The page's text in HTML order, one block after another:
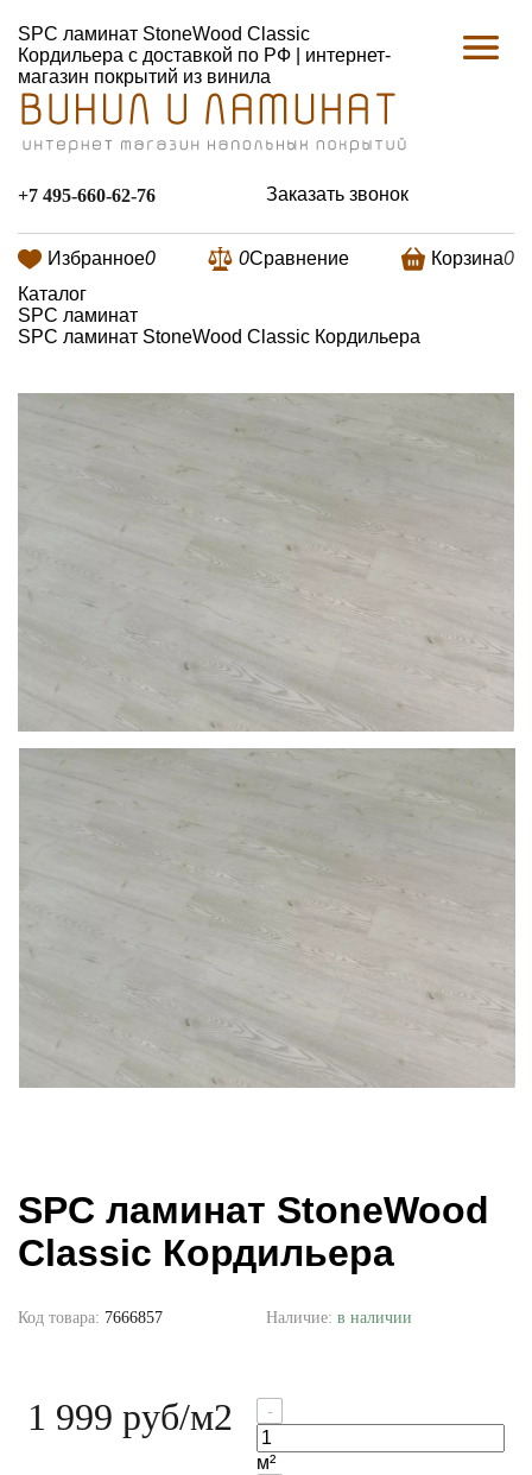
SPC ламинат StoneWood Classic
Кордильера с доставкой по РФ | интернет-
магазин покрытий из винила
+7 495-660-62-76 Заказать звонок
Избранное0 0Сравнение Корзина0
Каталог
SPC ламинат
SPC ламинат StoneWood Classic Кордильера
SPC ламинат StoneWood
Classic Кордильера
Код товара: 7666857 Наличие: в наличии
1 999 руб/м2 -
м²